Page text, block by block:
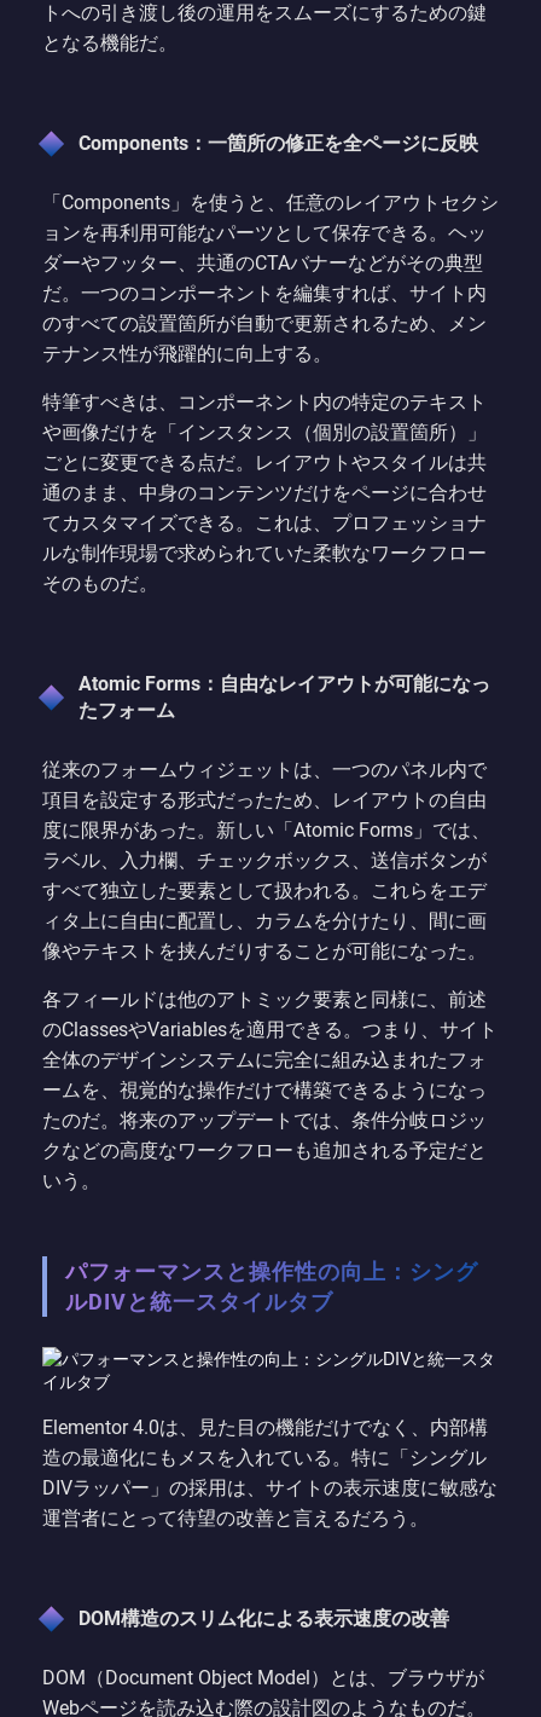
トへの引き渡し後の運用をスムーズにするための鍵
となる機能だ。
Components：一箇所の修正を全ページに反映
「Components」を使うと、任意のレイアウトセクシ
ョンを再利用可能なパーツとして保存できる。ヘッ
ダーやフッター、共通のCTAバナーなどがその典型
だ。一つのコンポーネントを編集すれば、サイト内
のすべての設置箇所が自動で更新されるため、メン
テナンス性が飛躍的に向上する。
特筆すべきは、コンポーネント内の特定のテキスト
や画像だけを「インスタンス（個別の設置箇所）」
ごとに変更できる点だ。レイアウトやスタイルは共
通のまま、中身のコンテンツだけをページに合わせ
てカスタマイズできる。これは、プロフェッショナ
ルな制作現場で求められていた柔軟なワークフロー
そのものだ。
Atomic Forms：自由なレイアウトが可能になっ
たフォーム
従来のフォームウィジェットは、一つのパネル内で
項目を設定する形式だったため、レイアウトの自由
度に限界があった。新しい「Atomic Forms」では、
ラベル、入力欄、チェックボックス、送信ボタンが
すべて独立した要素として扱われる。これらをエデ
ィタ上に自由に配置し、カラムを分けたり、間に画
像やテキストを挟んだりすることが可能になった。
各フィールドは他のアトミック要素と同様に、前述
のClassesやVariablesを適用できる。つまり、サイト
全体のデザインシステムに完全に組み込まれたフォ
ームを、視覚的な操作だけで構築できるようになっ
たのだ。将来のアップデートでは、条件分岐ロジッ
クなどの高度なワークフローも追加される予定だと
いう。
パフォーマンスと操作性の向上：シング
ルDIVと統一スタイルタブ
Elementor 4.0は、見た目の機能だけでなく、内部構
造の最適化にもメスを入れている。特に「シングル
DIVラッパー」の採用は、サイトの表示速度に敏感な
運営者にとって待望の改善と言えるだろう。
DOM構造のスリム化による表示速度の改善
DOM（Document Object Model）とは、ブラウザが
Webページを読み込む際の設計図のようなものだ。